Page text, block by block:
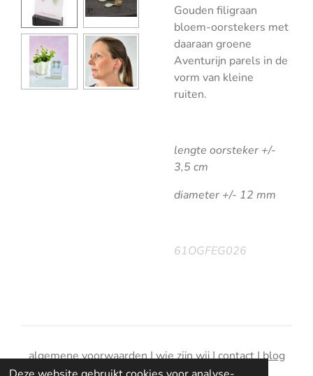
Gouden filigraan
bloem-oorstekers met
daaraan groene
Aventurijn parels in de
vorm van kleine
ruiten.
lengte oorsteker +/-
3,5 cm
diameter +/- 12 mm
61OGFEG026
algemene voorwaarden|wie zijn wij|contact|blog